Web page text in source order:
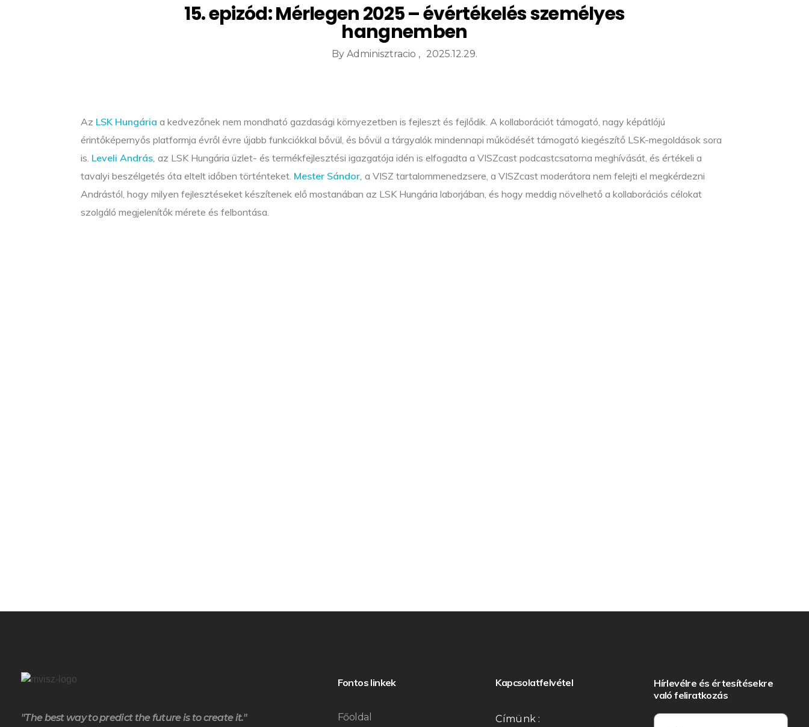
15. epizód: Mérlegen 2025 – évértékelés személyes
hangnemben
2025.12.29.
By Adminisztracio
Az LSK Hungária a kedvezőnek nem mondható gazdasági környezetben is fejleszt és fejlődik. A kollaborációt támogató, nagy képátlójú
érintőképernyős platformja évről évre újabb funkciókkal bővül, és bővül a tárgyalók mindennapi működését támogató kiegészítő LSK-megoldások sora
is. Leveli András az LSK Hungária üzlet- és termékfejlesztési igazgatója idén is elfogadta a VISZcast podcastcsatorna meghívását, és értékeli a
tavalyi beszélgetés óta eltelt időben történteket. Mester Sándor a VISZ tartalommenedzsere, a VISZcast moderátora nem felejti el megkérdezni
Andrástól, hogy milyen fejlesztéseket készítenek elő mostanában az LSK Hungária laborjában, és hogy meddig növelhető a kollaborációs célokat
szolgáló megjelenítők mérete és felbontása.
"The best way to predict the future is to create it."
Fontos linkek
Főoldal
Kapcsolatfelvétel
Címünk :
Hírlevélre és értesítésekre
való feliratkozás